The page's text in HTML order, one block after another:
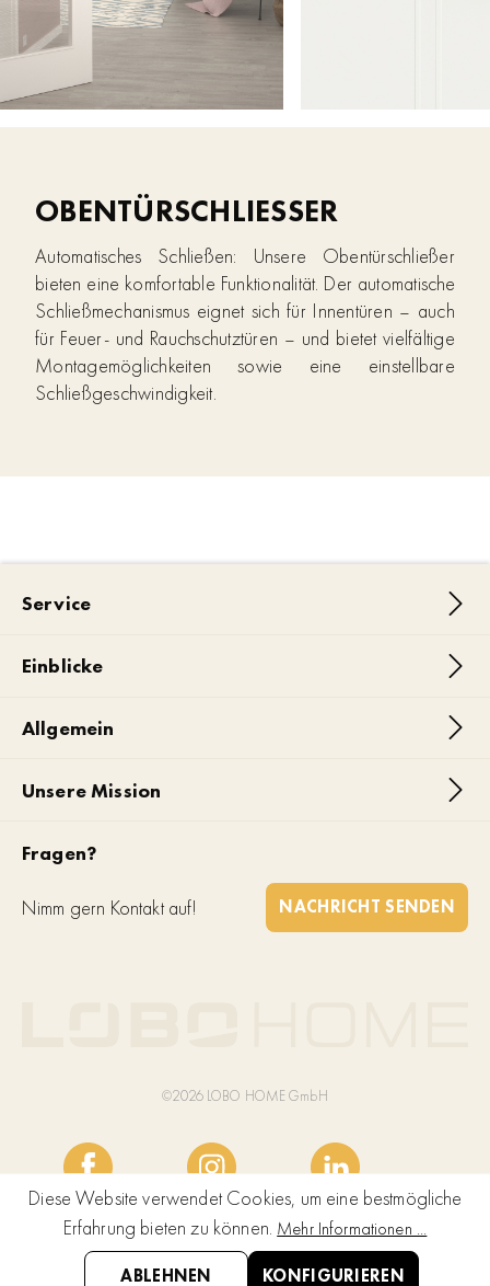
OBENTÜRSCHLIESSER
Automatisches Schließen: Unsere Obentürschließer
bieten eine komfortable Funktionalität. Der automatische
Schließmechanismus eignet sich für Innentüren – auch
für Feuer- und Rauchschutztüren – und bietet vielfältige
Montagemöglichkeiten sowie eine einstellbare
Schließgeschwindigkeit.
Service
Einblicke
Allgemein
Unsere Mission
Fragen?
Nimm gern Kontakt auf! NACHRICHT SENDEN
©2026 LOBO HOME GmbH
Diese Website verwendet Cookies, um eine bestmögliche
Erfahrung bieten zu können. Mehr Informationen ...
ABLEHNEN KONFIGURIEREN